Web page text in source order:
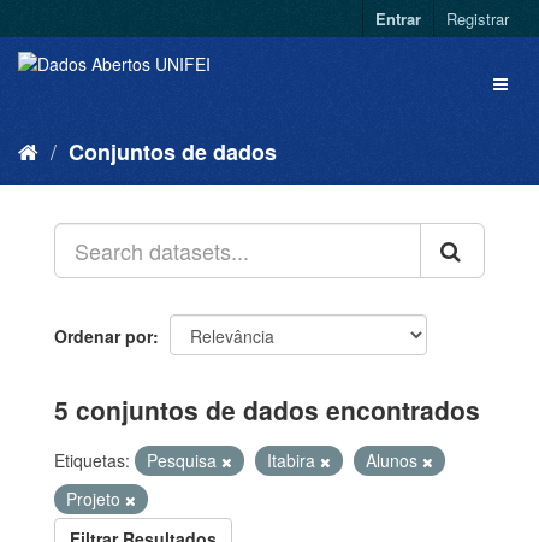
Entrar Registrar
Conjuntos de dados
Ordenar por
5 conjuntos de dados encontrados
Etiquetas: Pesquisa Itabira
Alunos
Projeto